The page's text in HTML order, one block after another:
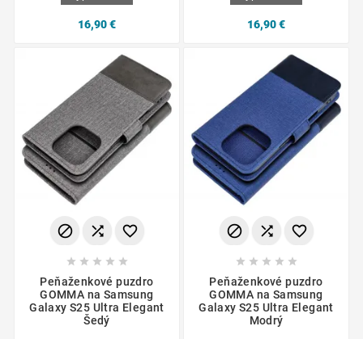
16,90 € 16,90 €
  
    
Peňaženkové puzdro
GOMMA na Samsung
Galaxy S25 Ultra Elegant
Šedý
  
    
Peňaženkové puzdro
GOMMA na Samsung
Galaxy S25 Ultra Elegant
Modrý